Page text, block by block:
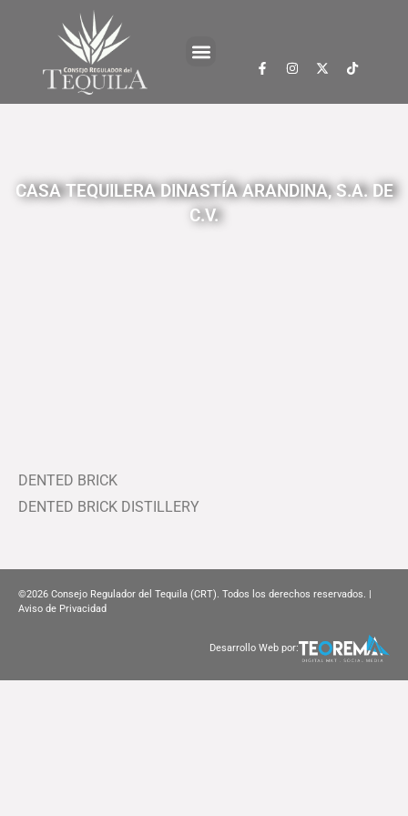
CASA TEQUILERA DINASTÍA ARANDINA, S.A. DE
C.V.
DENTED BRICK
DENTED BRICK DISTILLERY
©2026 Consejo Regulador del Tequila (CRT). Todos los derechos reservados. |
Aviso de Privacidad
Desarrollo Web por: